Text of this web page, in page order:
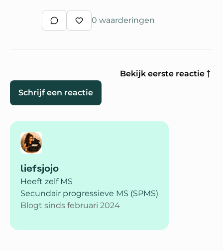
Schrijf een reactie
Waardeer reactie
0 waarderingen
Bekijk eerste reactie
Schrijf een reactie
liefsjojo
Heeft zelf MS
Secundair progressieve MS (SPMS)
Blogt sinds februari 2024